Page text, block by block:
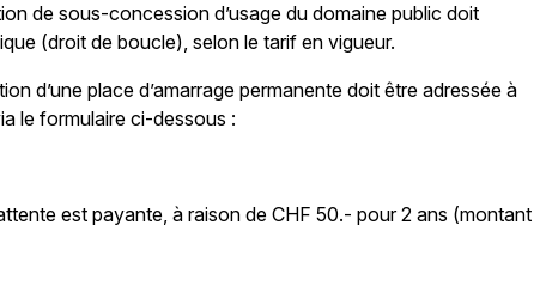
de sous-concession d’usage du domaine public doit
(droit de boucle), selon le tarif en vigueur.
d’une place d’amarrage permanente doit être adressée à
le formulaire ci-dessous :
est payante, à raison de CHF 50.- pour 2 ans (montant